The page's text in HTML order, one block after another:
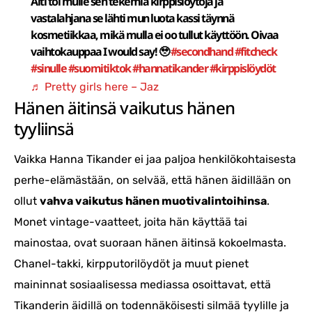
vastalahjana se lähti mun luota kassi täynnä
kosmetiikkaa, mikä mulla ei oo tullut käyttöön. Oivaa
vaihtokauppaa I would say! 🥹#secondhand#fitcheck
#sinulle#suomitiktok#hannatikander#kirppislöydöt
♬ Pretty girls here – Jaz
Hänen äitinsä vaikutus hänen
tyyliinsä
Vaikka Hanna Tikander ei jaa paljoa henkilökohtaisesta
perhe-elämästään, on selvää, että hänen äidillään on
ollut vahva vaikutus hänen muotivalintoihinsa.
Monet vintage-vaatteet, joita hän käyttää tai
mainostaa, ovat suoraan hänen äitinsä kokoelmasta.
Chanel-takki, kirpputorilöydöt ja muut pienet
maininnat sosiaalisessa mediassa osoittavat, että
Tikanderin äidillä on todennäköisesti silmää tyylille ja